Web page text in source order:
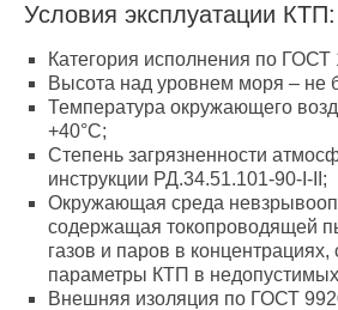
Условия эксплуатации КТП:
Категория исполнения по ГОСТ
Высота над уровнем моря – не
Температура окружающего
+40°С;
Степень загрязненности
инструкции РД.34.51.101-90-I-II;
Окружающая среда
содержащая токопроводящей
газов и паров в
параметры КТП в
Внешняя изоляция по ГОСТ